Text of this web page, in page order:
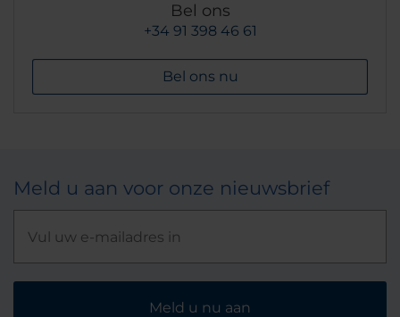
Bel ons
+34 91 398 46 61
Bel ons nu
Meld u aan voor onze nieuwsbrief
Meld u nu aan